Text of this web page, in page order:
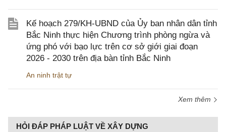
Kế hoạch 279/KH-UBND của Ủy ban nhân dân tỉnh
Bắc Ninh thực hiện Chương trình phòng ngừa và
ứng phó với bạo lực trên cơ sở giới giai đoạn
2026 - 2030 trên địa bàn tỉnh Bắc Ninh
An ninh trật tự
Xem thêm
HỎI ĐÁP PHÁP LUẬT VỀ XÂY DỰNG